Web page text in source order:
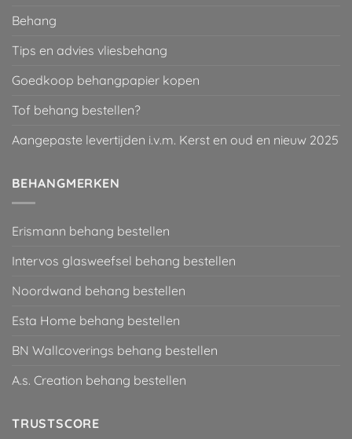
Behang
Tips en advies vliesbehang
Goedkoop behangpapier kopen
Tof behang bestellen?
Aangepaste levertijden i.v.m. Kerst en oud en nieuw 2025
BEHANGMERKEN
Erismann behang bestellen
Intervos glasweefsel behang bestellen
Noordwand behang bestellen
Esta Home behang bestellen
BN Wallcoverings behang bestellen
A.s. Creation behang bestellen
TRUSTSCORE